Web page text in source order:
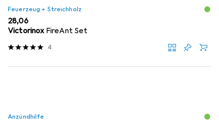
Feuerzeug + Streichholz
EUR
28,06
Victorinox FireAnt Set
4
Anzündhilfe